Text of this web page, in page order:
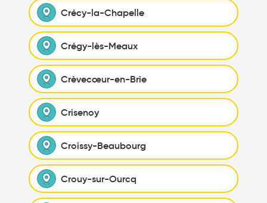
Crécy-la-Chapelle
Crégy-lès-Meaux
Crèvecœur-en-Brie
Crisenoy
Croissy-Beaubourg
Crouy-sur-Ourcq